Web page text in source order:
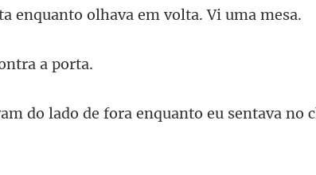
a enquanto olhava e
e fora enquanto eu sentava no